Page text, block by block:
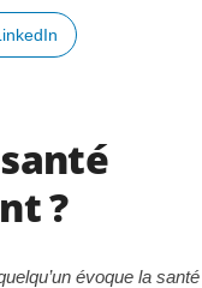
?
évoque la santé